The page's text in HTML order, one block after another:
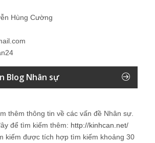
Hùng Cường
Blog Nhân sự
thêm thông tin về các vấn đề Nhân sự
để tìm kiếm thêm: http://kinhcan.net/
kiếm được tích hợp tìm kiếm khoảng 30